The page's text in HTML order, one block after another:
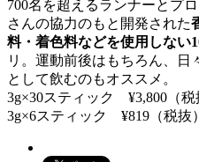
700名を超えるランナーとプ
さんの協力のもと開発された
料・着色料などを使用しない
リ。運動前後はもちろん、
として飲むのもオススメ。
3g×30スティック ¥3,800（税
3g×6スティック ¥819（税抜）